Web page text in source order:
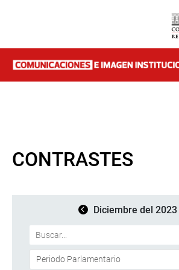
CONTRASTES
Diciembre del 2023